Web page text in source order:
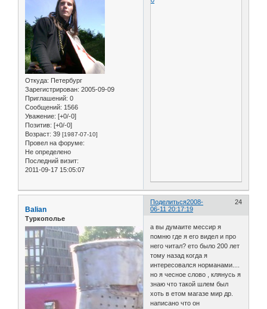
Откуда: Петербург
Зарегистрирован: 2005-09-09
Приглашений: 0
Сообщений: 1566
Уважение: [+0/-0]
Позитив: [+0/-0]
Возраст: 39 [1987-07-10]
Провел на форуме:
Не определено
Последний визит:
2011-09-17 15:05:07
Поделиться 24
2008-
06-11 20:17:19
Balian
Туркополье
а вы думаите мессир я
помню где я его видел и про
него читал? ето было 200 лет
тому назад когда я
интересовался норманами....
но я чесное слово , клянусь я
знаю что такой шлем был
хоть в етом магазе мир др.
написано что он